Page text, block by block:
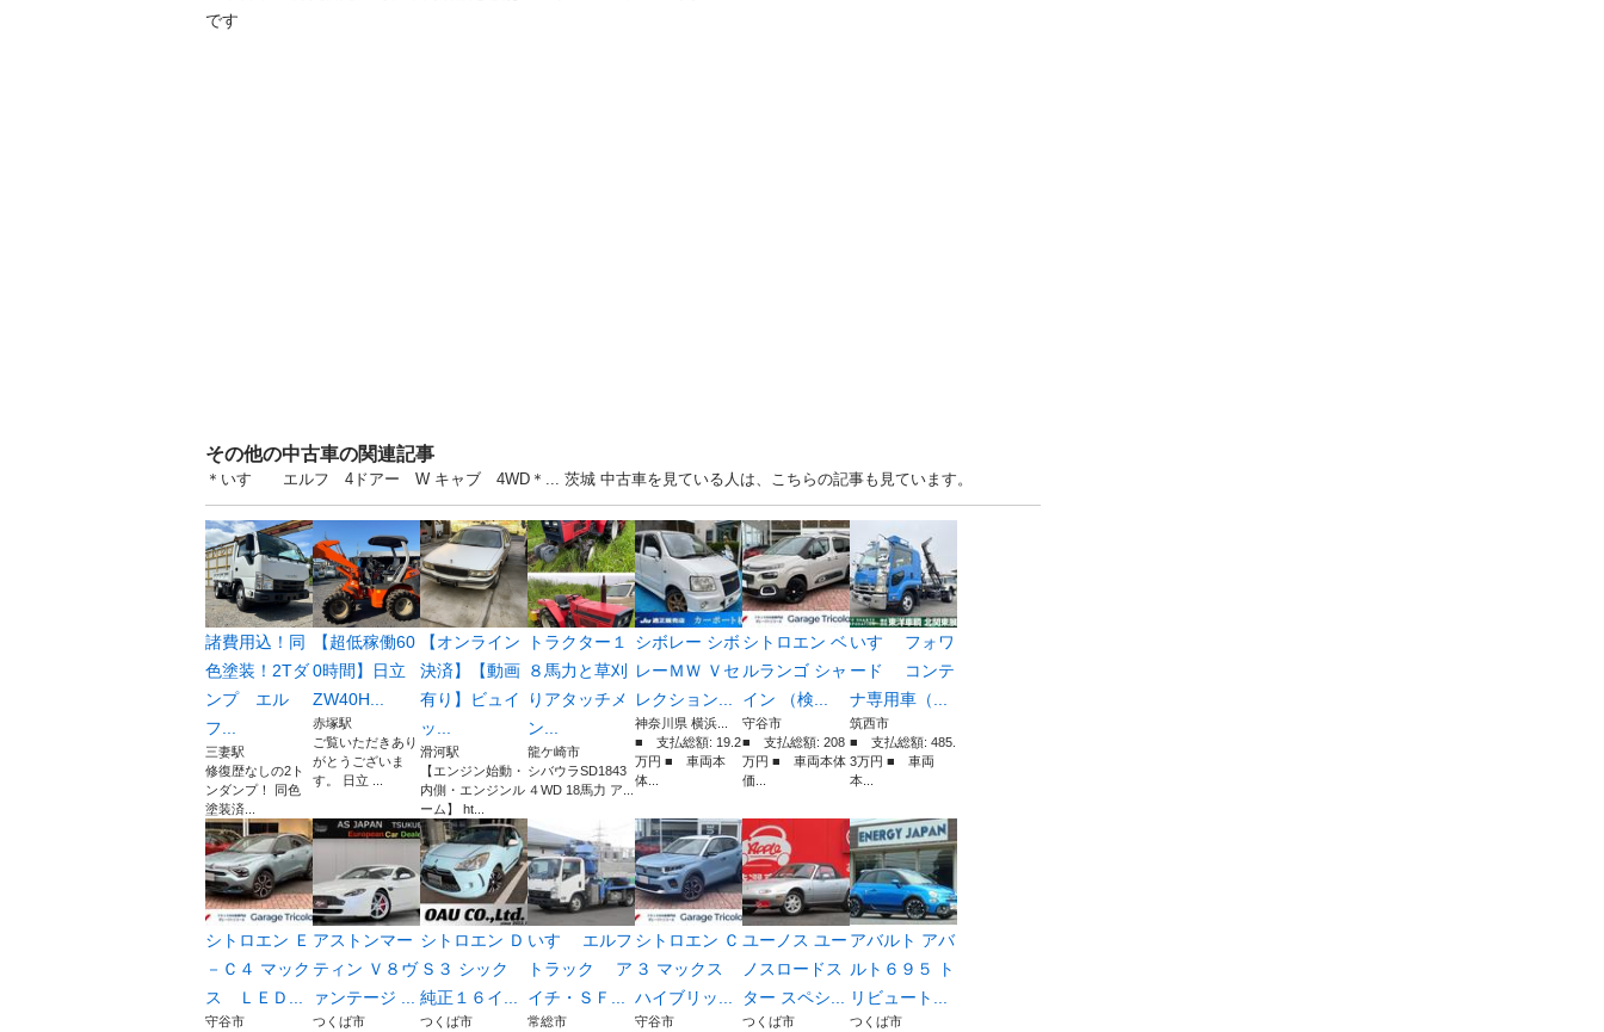
です
その他の中古車の関連記事
＊いすゞ エルフ 4ドアー W キャブ 4WD＊... 茨城 中古車を見ている人は、こちらの記事も見ています。
諸費用込！同
色塗装！2Tダ
ンプ エル
フ...
三妻駅
修復歴なしの2ト
ンダンプ！ 同色
塗装済...
【超低稼働60
0時間】日立
ZW40H...
赤塚駅
ご覧いただきあり
がとうございま
す。 日立 ...
【オンライン
決済】【動画
有り】ビュイ
ッ...
滑河駅
【エンジン始動・
内側・エンジンル
ーム】 ht...
トラクター１
８馬力と草刈
りアタッチメ
ン...
龍ケ崎市
シバウラSD1843
４WD 18馬力 ア...
シボレー シボ
レーＭＷ Ｖセ
レクション...
神奈川県 横浜...
■ 支払総額: 19.2
万円 ■ 車両本
体...
シトロエン ベ
ルランゴ シャ
イン （検...
守谷市
■ 支払総額: 208
万円 ■ 車両本体
価...
いすゞ フォワ
ード コンテ
ナ専用車（...
筑西市
■ 支払総額: 485.
3万円 ■ 車両
本...
シトロエン Ｅ
－Ｃ４ マック
ス ＬＥＤ...
守谷市
アストンマー
ティン Ｖ８ヴ
ァンテージ ...
つくば市
シトロエン Ｄ
Ｓ３ シック
純正１６イ...
つくば市
いすゞ エルフ
トラック ア
イチ・ＳＦ...
常総市
シトロエン Ｃ
３ マックス
ハイブリッ...
守谷市
ユーノス ユー
ノスロードス
ター スペシ...
つくば市
アバルト アバ
ルト６９５ ト
リビュート...
つくば市